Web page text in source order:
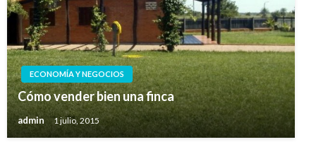
ECONOMÍA Y NEGOCIOS
Cómo vender bien una finca
admin 1 julio, 2015